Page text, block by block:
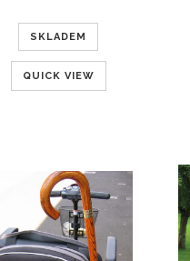
SKLADEM
QUICK VIEW